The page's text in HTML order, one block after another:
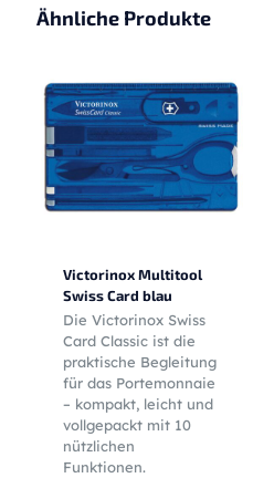
Ähnliche Produkte
Victorinox Multitool
Swiss Card blau
Die Victorinox Swiss
Card Classic ist die
praktische Begleitung
für das Portemonnaie
– kompakt, leicht und
vollgepackt mit 10
nützlichen
Funktionen.